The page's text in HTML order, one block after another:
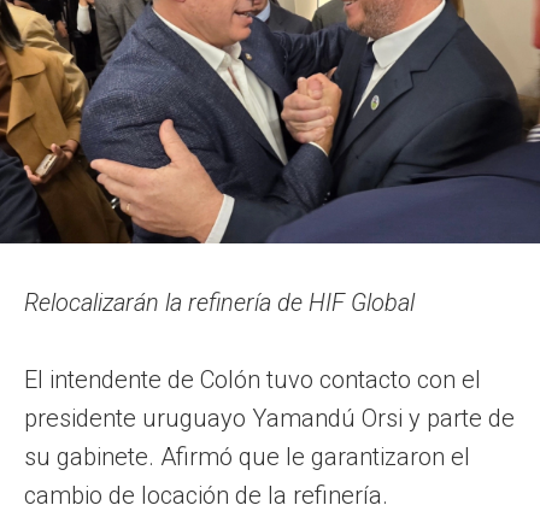
Relocalizarán la refinería de HIF Global
El intendente de Colón tuvo contacto con el
presidente uruguayo Yamandú Orsi y parte de
su gabinete. Afirmó que le garantizaron el
cambio de locación de la refinería.